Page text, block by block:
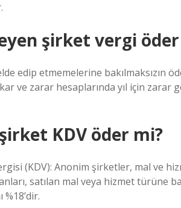
şirket vergi
edip etmemelerine bakılmaksızın
kar ve zarar hesaplarında yıl için
KDV öder mi?
(KDV): Anonim şirketler, mal ve
satılan mal veya hizmet türüne